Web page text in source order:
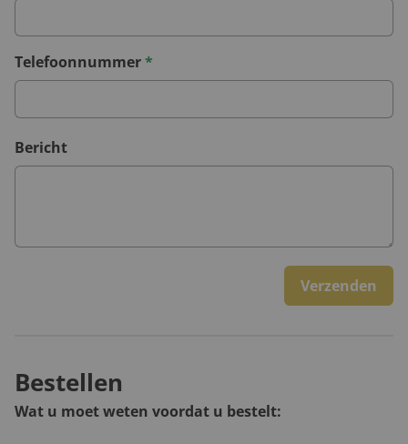
Telefoonnummer*
Bericht
Verzenden
Bestellen
Wat u moet weten voordat u bestelt: